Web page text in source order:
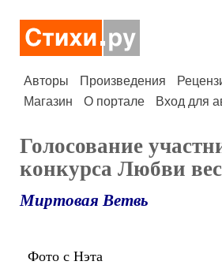
Авторы Произведения
Магазин
О портале Вход для
Голосование
конкурса Любви
Миртовая Ветвь
Фото с Нэта